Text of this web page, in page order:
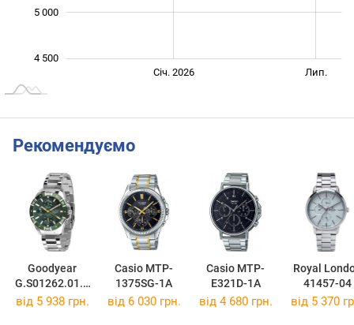
5 000
4 500
Січ. 2026 Лип.
Рекомендуємо
Goodyear
G.S01262.01.0
4
Casio MTP-
1375SG-1A
Casio MTP-
E321D-1A
Royal
41457-04
від 5 938 грн. від 6 030 грн. від 4 680 грн. від 5 370